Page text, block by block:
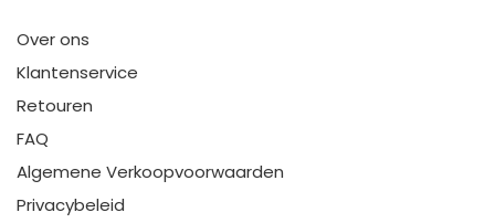
Over ons
Klantenservice
Retouren
FAQ
Algemene Verkoopvoorwaarden
Privacybeleid